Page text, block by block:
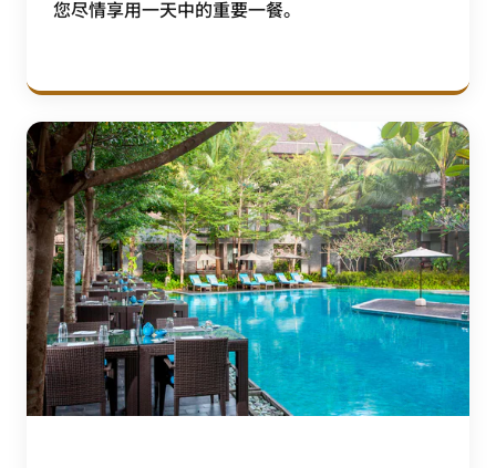
您尽情享用一天中的重要一餐。